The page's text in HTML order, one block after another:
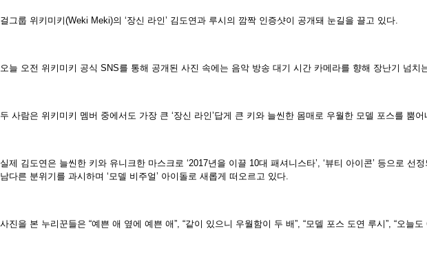
걸그룹 위키미키(Weki Meki)의 ‘장신 라인’ 김도연과 루시의 깜짝 인증샷이 공개돼 눈길을 끌고 있다.
오늘 오전 위키미키 공식 SNS를 통해 공개된 사진 속에는 음악 방송 대기 시간 카메라를 향해 장난기 넘
두 사람은 위키미키 멤버 중에서도 가장 큰 ‘장신 라인’답게 큰 키와 늘씬한 몸매로 우월한 모델 포스를
실제 김도연은 늘씬한 키와 유니크한 마스크로 ‘2017년을 이끌 10대 패셔니스타’, ‘뷰티 아이콘’ 등으로
남다른 분위기를 과시하며 ‘모델 비주얼’ 아이돌로 새롭게 떠오르고 있다.
사진을 본 누리꾼들은 “예쁜 애 옆에 예쁜 애”, “같이 있으니 우월함이 두 배”, “모델 포스 도연 루시”, “오늘